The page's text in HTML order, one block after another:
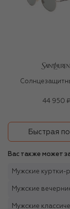
44 950 ₽
Быстрая
Вас также может
Мужские куртки-
Мужские
Мужские